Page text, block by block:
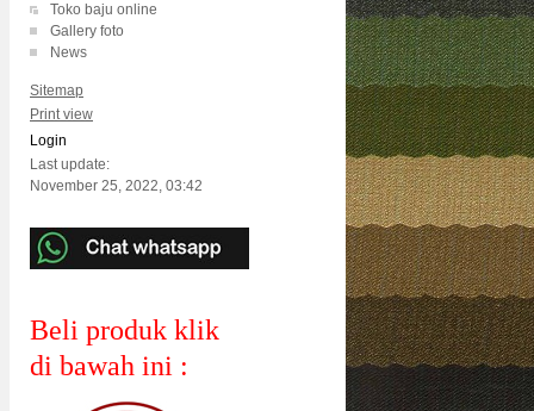
Toko baju online
Gallery foto
News
Sitemap
Print view
Login
Last update:
November 25, 2022, 03:42
Beli produk klik
di bawah ini :